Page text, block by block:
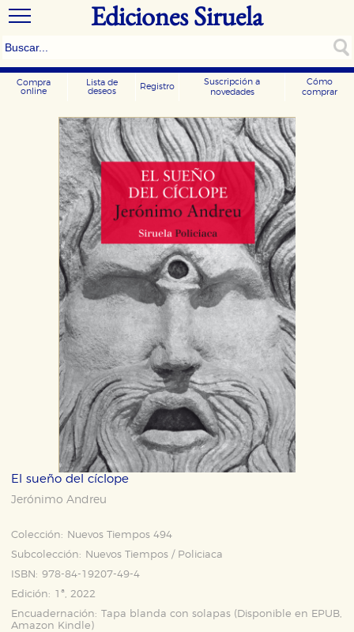
Ediciones Siruela
Compra
online
Lista de
deseos
Registro
Suscripción a
novedades
Cómo
comprar
El sueño del cíclope
Jerónimo Andreu
Colección:
Nuevos Tiempos 494
Subcolección:
Nuevos Tiempos / Policiaca
ISBN: 978-84-19207-49-4
Edición: 1ª, 2022
Encuadernación: Tapa blanda con solapas (Disponible en EPUB,
Amazon Kindle )